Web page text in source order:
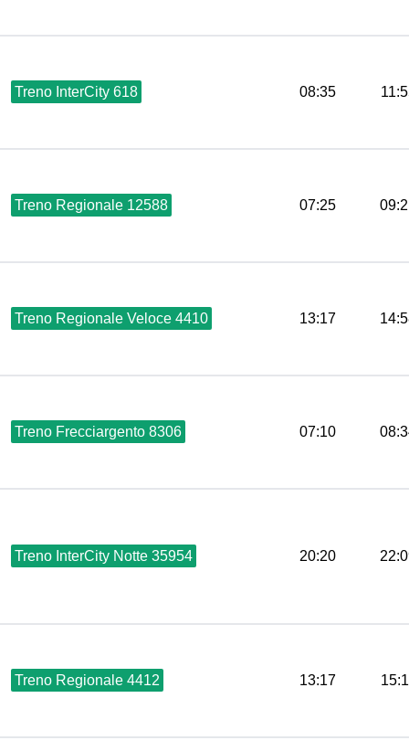
Treno InterCity 618 08:35
Treno Regionale 12588 07:25
Treno Regionale Veloce 4410 13:17
Treno Frecciargento 8306 07:10
Treno InterCity Notte 35954 20:20
Treno Regionale 4412 13:17